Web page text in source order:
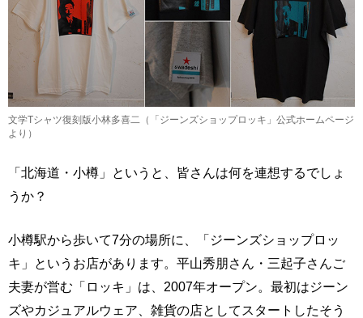
文学Tシャツ復刻版小林多喜二（「ジーンズショップロッキ」公式ホームページ
より）
「北海道・小樽」というと、皆さんは何を連想するでしょ
うか？
小樽駅から歩いて7分の場所に、「ジーンズショップロッ
キ」というお店があります。平山秀朋さん・三起子さんご
夫妻が営む「ロッキ」は、2007年オープン。最初はジーン
ズやカジュアルウェア、雑貨の店としてスタートしたそう